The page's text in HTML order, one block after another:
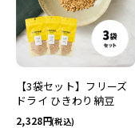
【3袋セット】フリーズ
ドライ ひきわり納豆
2,328 (税込)